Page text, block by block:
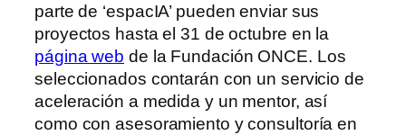
parte de ‘espacIA’ pueden enviar sus
proyectos hasta el 31 de octubre en la
página web de la Fundación ONCE. Los
seleccionados contarán con un servicio de
aceleración a medida y un mentor, así
como con asesoramiento y consultoría en